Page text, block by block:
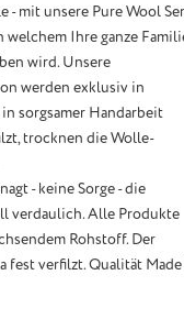
- mit unsere Pure Wool
Ihre ganze
wird. Unsere
werden exklusiv in
sorgsamer Handarbeit
trocknen die Wolle-
- keine Sorge - die
verdaulich. Alle Produkte
Rohstoff. Der
fest verfilzt. Qualität